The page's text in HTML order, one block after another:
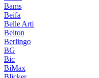
Bams
Beifa
Belle Arti
Belton
Berlingo
BG
Bic
BiMax